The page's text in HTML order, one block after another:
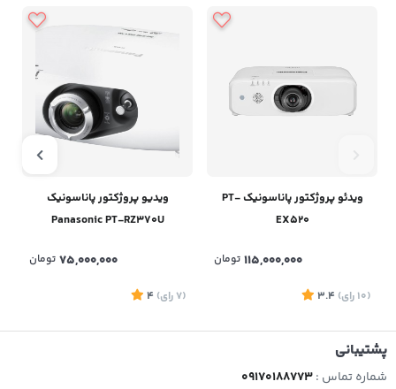
ویدئو پروژکتور پاناسونیک PT-
EX520
115,000,000 تومان
(10 رای)
3.4
ویدیو پروژکتور پاناسونیک
Panasonic PT-RZ370U
75,000,000 تومان
(7 رای)
4
پشتیبانی
شماره تماس :09170188773